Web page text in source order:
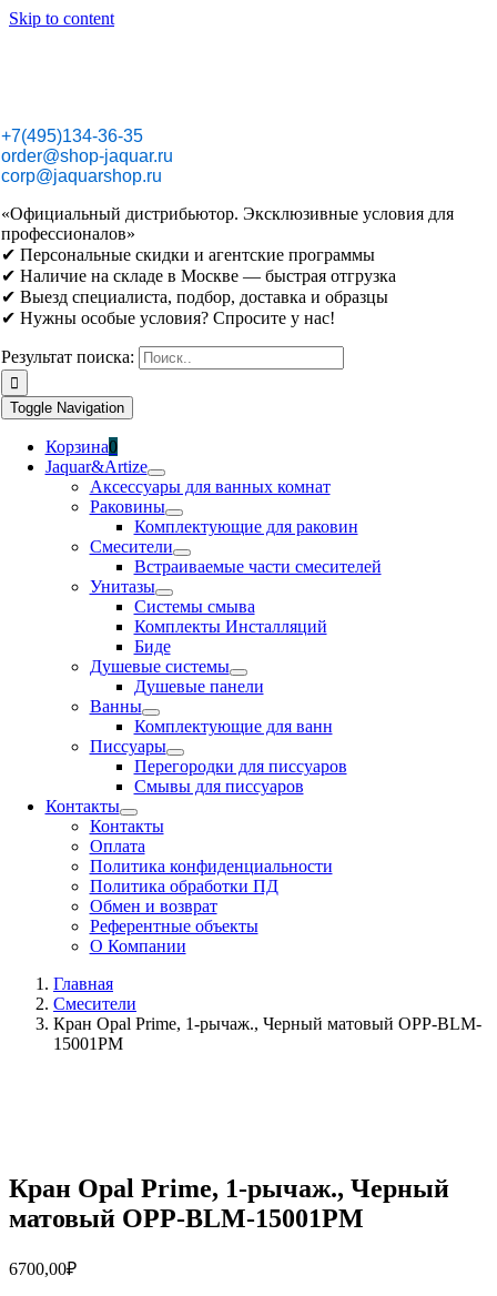
Skip to content
+7(495)134-36-35
order@shop-jaquar.ru
corp@jaquarshop.ru
«Официальный дистрибьютор. Эксклюзивные условия для
профессионалов»
✔ Персональные скидки и агентские программы
✔ Наличие на складе в Москве — быстрая отгрузка
✔ Выезд специалиста, подбор, доставка и образцы
✔ Нужны особые условия? Спросите у нас!
Результат поиска:
Toggle Navigation
Корзина0
Jaquar&Artize
Аксессуары для ванных комнат
Раковины
Комплектующие для раковин
Смесители
Встраиваемые части смесителей
Унитазы
Системы смыва
Комплекты Инсталляций
Биде
Душевые системы
Душевые панели
Ванны
Комплектующие для ванн
Писсуары
Перегородки для писсуаров
Смывы для писсуаров
Контакты
Контакты
Оплата
Политика конфиденциальности
Политика обработки ПД
Обмен и возврат
Референтные объекты
О Компании
Главная
Смесители
Кран Opal Prime, 1-рычаж., Черный матовый OPP-BLM-
15001PM
Кран Opal Prime, 1-рычаж., Черный
матовый OPP-BLM-15001PM
6700,00₽